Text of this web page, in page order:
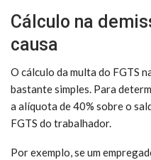
Cálculo na
causa
O cálculo da multa do FGTS
bastante simples. Para
a alíquota de 40% sobre o
FGTS do trabalhador.
Por exemplo, se um